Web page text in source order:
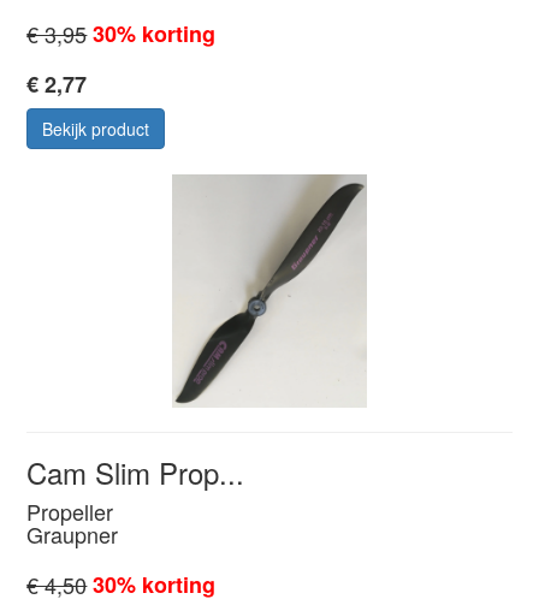
€ 3,9530% korting
€ 2,77
Bekijk product
Cam Slim Prop...
Propeller
Graupner
€ 4,5030% korting